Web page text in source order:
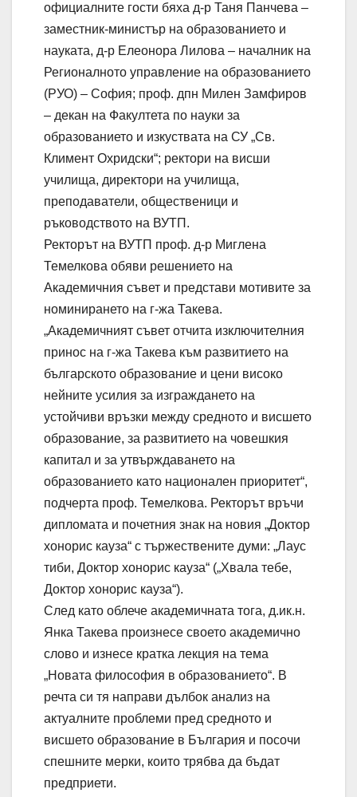
официалните гости бяха д-р Таня Панчева –
заместник-министър на образованието и
науката, д-р Елеонора Лилова – началник на
Регионалното управление на образованието
(РУО) – София; проф. дпн Милен Замфиров
– декан на Факултета по науки за
образованието и изкуствата на СУ „Св.
Климент Охридски“; ректори на висши
училища, директори на училища,
преподаватели, общественици и
ръководството на ВУТП.
Ректорът на ВУТП проф. д-р Миглена
Темелкова обяви решението на
Академичния съвет и представи мотивите за
номинирането на г-жа Такева.
„Академичният съвет отчита изключителния
принос на г-жа Такева към развитието на
българското образование и цени високо
нейните усилия за изграждането на
устойчиви връзки между средното и висшето
образование, за развитието на човешкия
капитал и за утвърждаването на
образованието като национален приоритет“,
подчерта проф. Темелкова. Ректорът връчи
дипломата и почетния знак на новия „Доктор
хонорис кауза“ с тържествените думи: „Лаус
тиби, Доктор хонорис кауза“ („Хвала тебе,
Доктор хонорис кауза“).
След като облече академичната тога, д.ик.н.
Янка Такева произнесе своето академично
слово и изнесе кратка лекция на тема
„Новата философия в образованието“. В
речта си тя направи дълбок анализ на
актуалните проблеми пред средното и
висшето образование в България и посочи
спешните мерки, които трябва да бъдат
предприети.